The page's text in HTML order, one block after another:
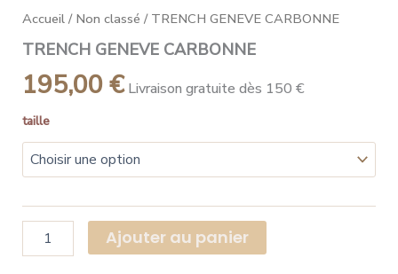
Accueil / Non classé / TRENCH GENEVE CARBONNE
TRENCH GENEVE CARBONNE
195,00€ Livraison gratuite dès 150 €
taille
Ajouter au panier